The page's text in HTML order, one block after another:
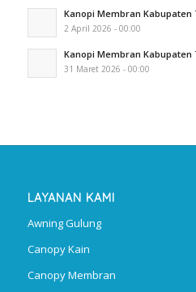
Kanopi Membran
2 April 2026 - 00:00
Kanopi Membran
31 Maret 2026 - 00:00
LAYANAN KAMI
Awning Gulung
Canopy Kain
Canopy Membran